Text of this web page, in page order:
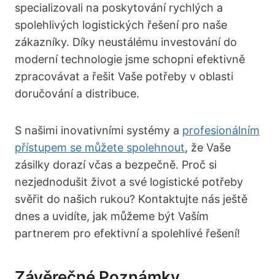
specializovali na poskytování rychlých a
spolehlivých logistických řešení pro naše
zákazníky. Díky neustálému investování do
moderní technologie jsme schopni efektivně
zpracovávat a řešit Vaše potřeby v oblasti
doručování a distribuce.
S našimi inovativními systémy a profesionálním
přístupem se můžete spolehnout, že Vaše
zásilky dorazí včas a bezpečně. Proč si
nezjednodušit život a své logistické potřeby
svěřit do našich rukou? Kontaktujte nás ještě
dnes a uvidíte, jak můžeme být Vaším
partnerem pro efektivní a spolehlivé řešení!